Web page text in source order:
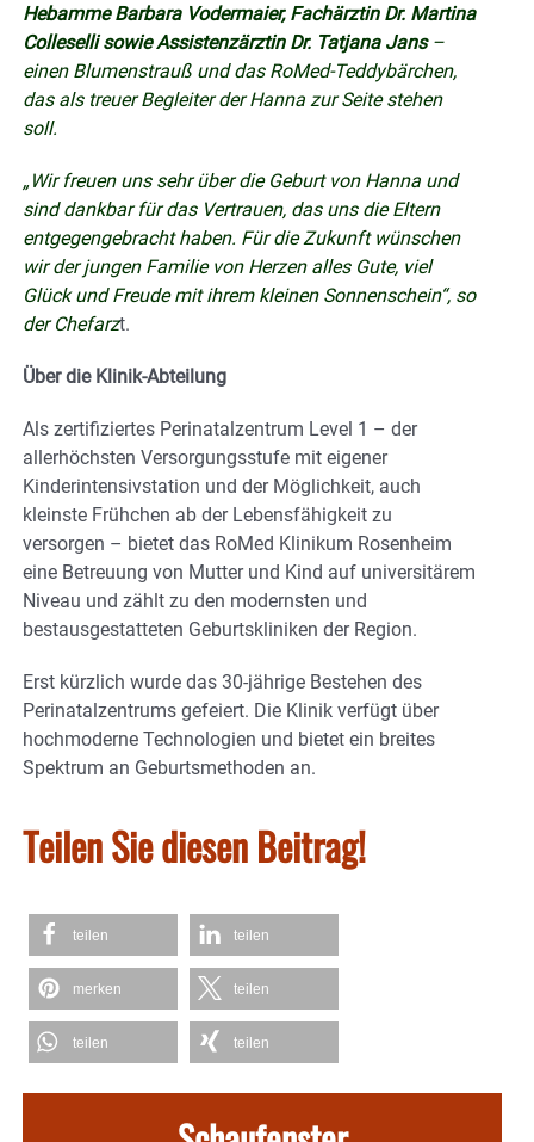
Hebamme Barbara Vodermaier, Fachärztin Dr. Martina
Colleselli sowie Assistenzärztin Dr. Tatjana Jans–
einen Blumenstrauß und das RoMed-Teddybärchen,
das als treuer Begleiter der Hanna zur Seite stehen
soll.
„Wir freuen uns sehr über die Geburt von Hanna und
sind dankbar für das Vertrauen, das uns die Eltern
entgegengebracht haben. Für die Zukunft wünschen
wir der jungen Familie von Herzen alles Gute, viel
Glück und Freude mit ihrem kleinen Sonnenschein“, so
der Chefarzt.
Über die Klinik-Abteilung
Als zertifiziertes Perinatalzentrum Level 1 – der
allerhöchsten Versorgungsstufe mit eigener
Kinderintensivstation und der Möglichkeit, auch
kleinste Frühchen ab der Lebensfähigkeit zu
versorgen – bietet das RoMed Klinikum Rosenheim
eine Betreuung von Mutter und Kind auf universitärem
Niveau und zählt zu den modernsten und
bestausgestatteten Geburtskliniken der Region.
Erst kürzlich wurde das 30-jährige Bestehen des
Perinatalzentrums gefeiert. Die Klinik verfügt über
hochmoderne Technologien und bietet ein breites
Spektrum an Geburtsmethoden an.
Teilen Sie diesen Beitrag!
teilen teilen
merken teilen
teilen teilen